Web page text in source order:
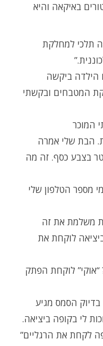
באיקאה והיא
תלכי למחלקת
הילדה ביקשה
המטבחים ובקשתי
המוכר
הבת שלי אמרה
בצבע כסף. זה מה
מספר הטלפון שלי
משלמת את זה
לוקחת את
“אוקי” לוקחת הפתק
הסמס מגיע
לי בקופה ביציאה.
לקחת את הרגליים”